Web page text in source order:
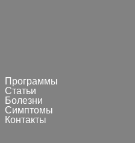
Программы
Статьи
Болезни
Симптомы
Контакты